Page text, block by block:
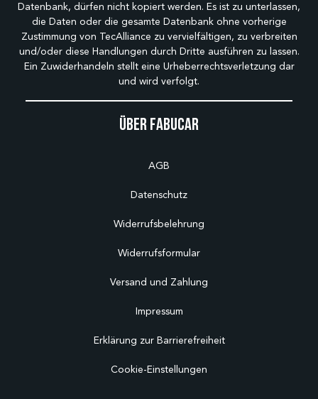
Über Fabucar
AGB
Datenschutz
Widerrufsbelehrung
Widerrufsformular
Versand und Zahlung
Impressum
Erklärung zur Barrierefreiheit
Cookie-Einstellungen
Datenbank, dürfen nicht kopiert werden. Es ist zu unterlassen,
die Daten oder die gesamte Datenbank ohne vorherige
Zustimmung von TecAlliance zu vervielfältigen, zu verbreiten
und/oder diese Handlungen durch Dritte ausführen zu lassen.
Ein Zuwiderhandeln stellt eine Urheberrechtsverletzung dar
und wird verfolgt.